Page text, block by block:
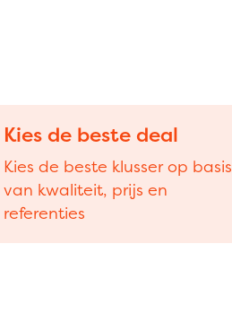
Kies de beste deal
Kies de beste klusser op basis
van kwaliteit, prijs en
referenties